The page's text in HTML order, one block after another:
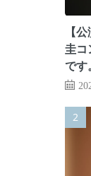
【
圭コ
です